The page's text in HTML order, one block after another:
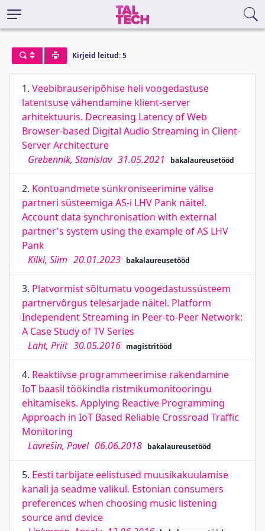
Kirjeid leitud: 5
1. Veebibrauseripõhise heli voogedastuse
latentsuse vähendamine klient-server
arhitektuuris. Decreasing Latency of Web
Browser-based Digital Audio Streaming in Client-
Server Architecture
Grebennik, Stanislav 31.05.2021 bakalaureusetööd
2. Kontoandmete sünkroniseerimine välise
partneri süsteemiga AS-i LHV Pank näitel.
Account data synchronisation with external
partner's system using the example of AS LHV
Pank
Kilki, Siim 20.01.2023 bakalaureusetööd
3. Platvormist sõltumatu voogedastussüsteem
partnervõrgus telesarjade näitel. Platform
Independent Streaming in Peer-to-Peer Network:
A Case Study of TV Series
Laht, Priit 30.05.2016 magistritööd
4. Reaktiivse programmeerimise rakendamine
IoT baasil töökindla ristmikumonitooringu
ehitamiseks. Applying Reactive Programming
Approach in IoT Based Reliable Crossroad Traffic
Monitoring
Lavrešin, Pavel 06.06.2018 bakalaureusetööd
5. Eesti tarbijate eelistused muusikakuulamise
kanali ja seadme valikul. Estonian consumers
preferences when choosing music listening
source and device